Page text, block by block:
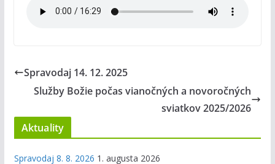
Spravodaj 14. 12. 2025
Služby Božie počas vianočných a novoročných
sviatkov 2025/2026
Aktuality
Spravodaj 8. 8. 2026 1. augusta 2026